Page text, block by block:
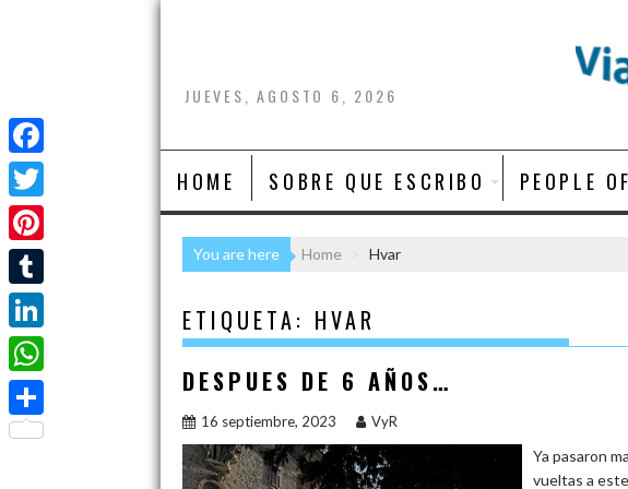
Skip
JUEVES, AGOSTO 6, 2026
HOME SOBRE QUE ESCRIBO PEOPLE OF
You are here Home Hvar
ETIQUETA: HVAR
DESPUES DE 6 AÑOS…
16 septiembre, 2023 VyR
Ya pasaron
vueltas a
F
a
c
b
o
o
k
T
w
i
t
e
r
P
i
n
t
e
r
T
u
m
b
l
L
i
n
W
h
C